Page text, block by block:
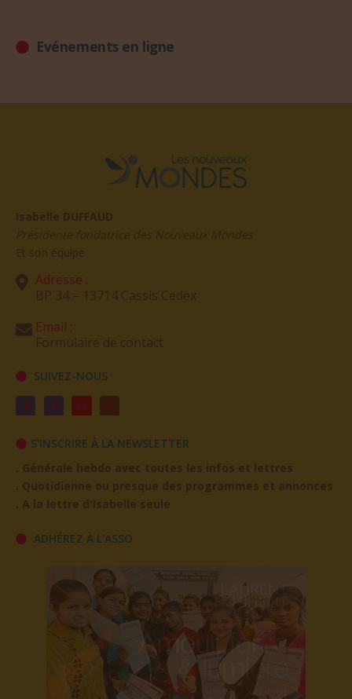
Evénements en ligne
Adresse :
Email :
SUIVEZ-NOUS
S'INSCRIRE À LA NEWSLETTER
ADHÉREZ À L'ASSO